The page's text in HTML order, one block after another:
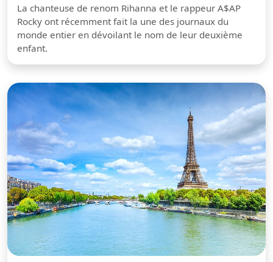
La chanteuse de renom Rihanna et le rappeur A$AP
Rocky ont récemment fait la une des journaux du
monde entier en dévoilant le nom de leur deuxième
enfant.